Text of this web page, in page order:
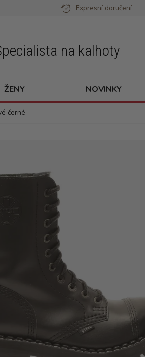
Expresní doručení
na kalhoty
ŽENY NOVINKY
černé